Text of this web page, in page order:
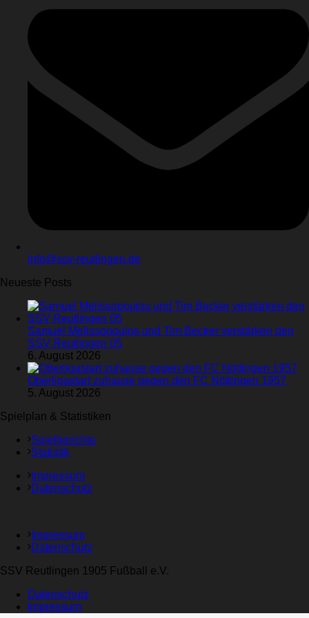
info@ssv-reutlingen.de
Neueste Posts
Samuel Melissopoulos und Tim Becker verstärken den
SSV Reutlingen 05
6. August 2026
Oberligastart zuhause gegen den FC Nöttingen 1957
5. August 2026
Spielplan & Statistiken
Spielberichte
Statistik
Impressum
Datenschutz
Impressum
Datenschutz
SSV Reutlingen 1905 Fußball e.V.
Datenschutz
Impressum